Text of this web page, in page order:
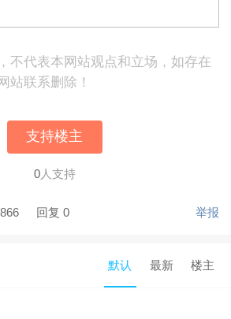
不代表本网站观点和立场，如存在
站联系删除！
支持楼主
0人支持
回复 0 举报
默认 最新 楼主